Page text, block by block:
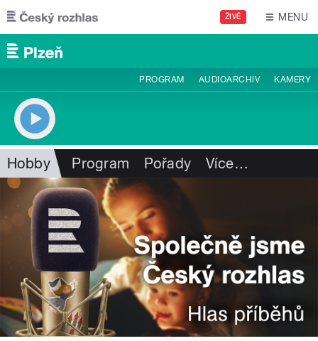
Přejít k hlavnímu obsahu
ŽIVĚ MENU
PROGRAM AUDIOARCHIV KAMERY
Hobby Program Pořady Více…